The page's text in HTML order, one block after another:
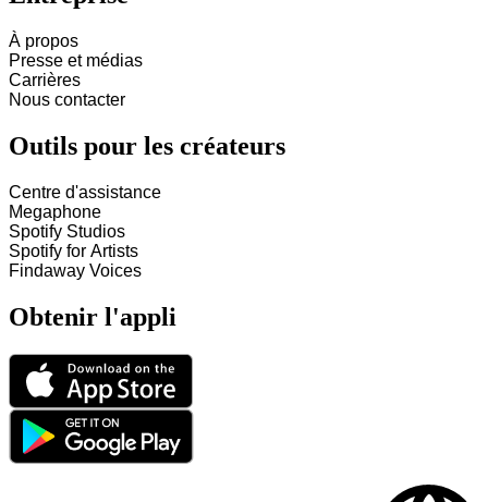
À propos
Presse et médias
Carrières
Nous contacter
Outils pour les créateurs
Centre d'assistance
Megaphone
Spotify Studios
Spotify for Artists
Findaway Voices
Obtenir l'appli